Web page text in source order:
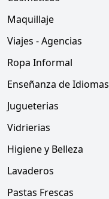
Maquillaje
Viajes - Agencias
Ropa Informal
Enseñanza de Idiomas
Jugueterias
Vidrierias
Higiene y Belleza
Lavaderos
Pastas Frescas